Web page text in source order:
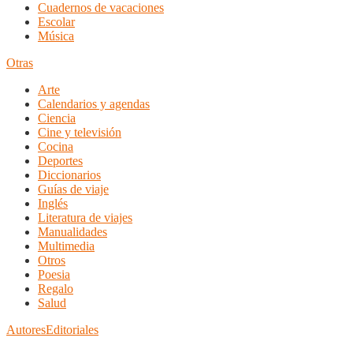
Cuadernos de vacaciones
Escolar
Música
Otras
Arte
Calendarios y agendas
Ciencia
Cine y televisión
Cocina
Deportes
Diccionarios
Guías de viaje
Inglés
Literatura de viajes
Manualidades
Multimedia
Otros
Poesia
Regalo
Salud
AutoresEditoriales